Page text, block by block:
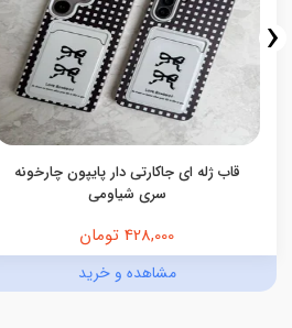
قاب ژله ای جاکارتی دار پایپون چارخونه
سری شیاومی
428,000 تومان
مشاهده و خرید
‹